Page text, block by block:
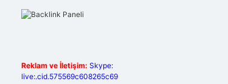
Reklam ve İletişim: Skype:
live:.cid.575569c608265c69